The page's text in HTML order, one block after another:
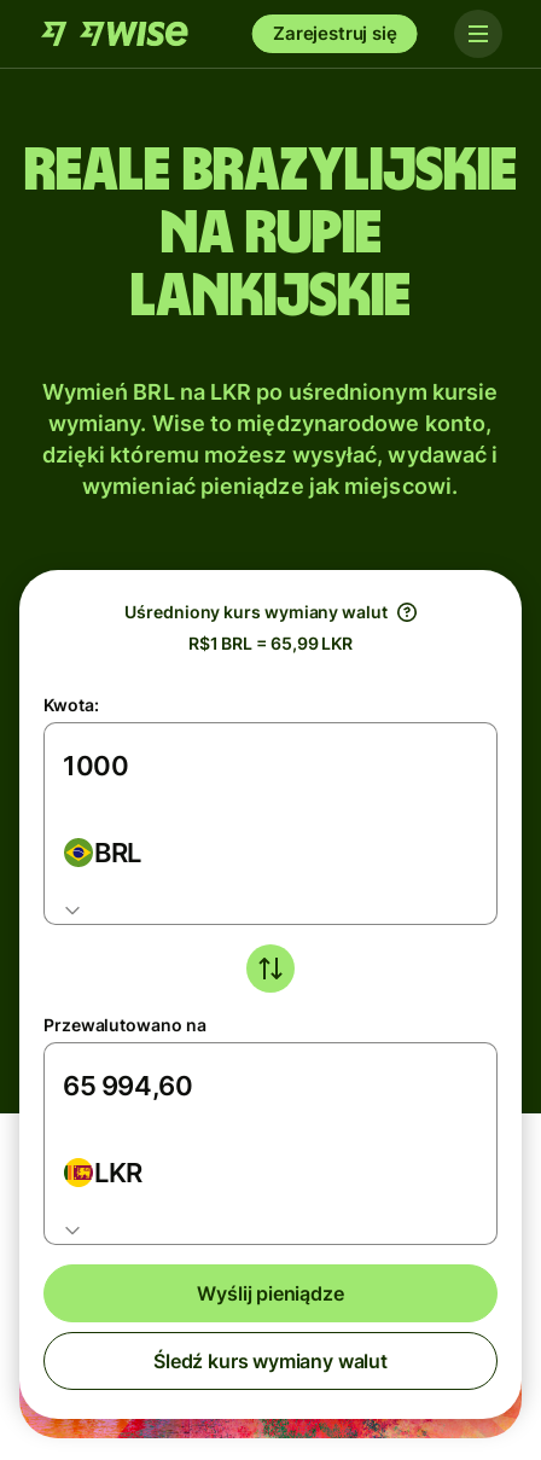
Zarejestruj się
Reale brazylijskie
na Rupie
lankijskie
Wymień BRL na LKR po uśrednionym kursie
wymiany. Wise to międzynarodowe konto,
dzięki któremu możesz wysyłać, wydawać i
wymieniać pieniądze jak miejscowi.
Uśredniony kurs wymiany walut
R$1 BRL = 65,99 LKR
Kwota:
BRL
Przewalutowano na
LKR
Wyślij pieniądze
Śledź kurs wymiany walut